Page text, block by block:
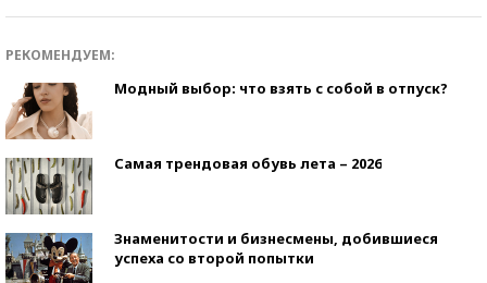
РЕКОМЕНДУЕМ:
Модный выбор: что взять с собой в отпуск?
Самая трендовая обувь лета – 2026
Знаменитости и бизнесмены, добившиеся
успеха со второй попытки